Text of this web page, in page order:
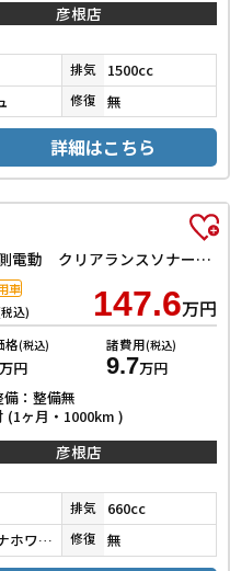
彦根店
排気 1500cc
修復 無
詳細はこちら
ベースグレード 両側スライド・片側電動 クリアランスソナー オートクルーズコントロール レーンアシスト オートライト スマートキー アイドリングストップ 電動格納ミラー シートヒーター ベンチシート
込) 147.6万円
格(税込)
万円
諸費用(税込)
9.7万円
備：整備無
(1ヶ月・1000km )
車
彦根店
排気 660cc
プラチナホワイトパール 修復 無